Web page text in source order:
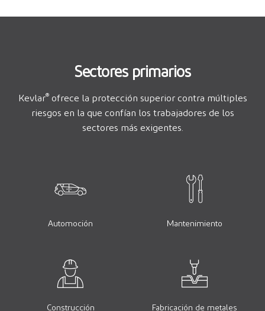
Sectores primarios
Kevlar®ofrece la protección superior contra múltiples
riesgos en la que confían los trabajadores de los
sectores más exigentes.
Automoción Mantenimiento
Construcción Fabricación de metales